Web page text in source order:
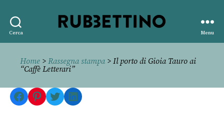
Cerca
editore
Menu
Home > Rassegna stampa> Il porto di Gioia Tauro ai
“Caffè Letterari”
Facebook
Pinterest
TwitterLinkedIn